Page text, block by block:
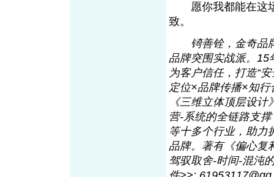
愿你我都能在这场
致。
锜善铨，金奇品
品牌突围实战派。15
为客户信任，打造“
定位×品牌传播×知
《三维立体顶层设
营-系统的全链路支
等十多个行业，助力
品牌。著有《偏心复
驾驭取舍-时间-混沌